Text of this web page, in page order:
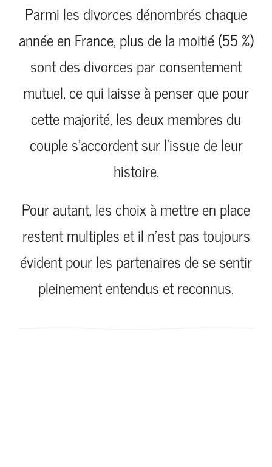
Parmi les divorces dénombrés chaque
année en France, plus de la moitié (55 %)
sont des divorces par consentement
mutuel, ce qui laisse à penser que pour
cette majorité, les deux membres du
couple s’accordent sur l’issue de leur
histoire.
Pour autant, les choix à mettre en place
restent multiples et il n’est pas toujours
évident pour les partenaires de se sentir
pleinement entendus et reconnus.